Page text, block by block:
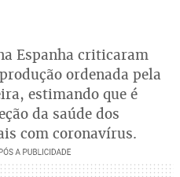
Espanha criticaram
ordenada pela
estimando que é
da saúde dos
com coronavírus.